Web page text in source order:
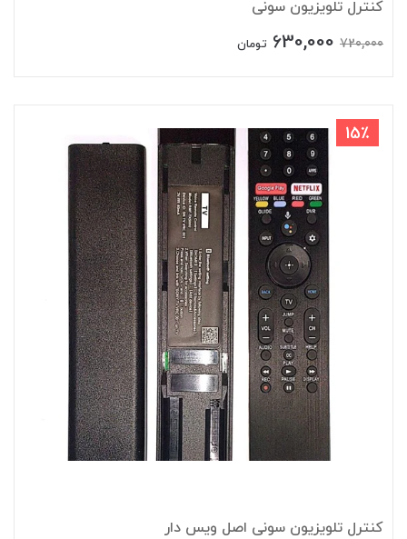
کنترل تلویزیون سونی
720,000
630,000 تومان
15٪
کنترل تلویزیون سونی اصل ویس دار